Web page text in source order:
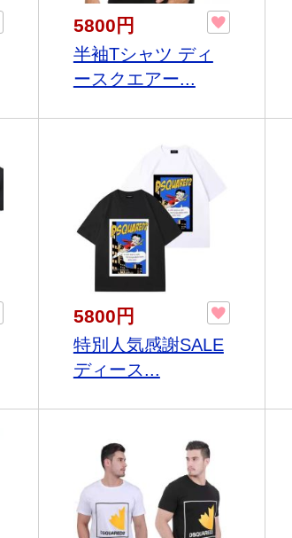
5800円
半袖Tシャツ ディ
ースクエアー...
5800円
特別人気感謝SALE
ディース...